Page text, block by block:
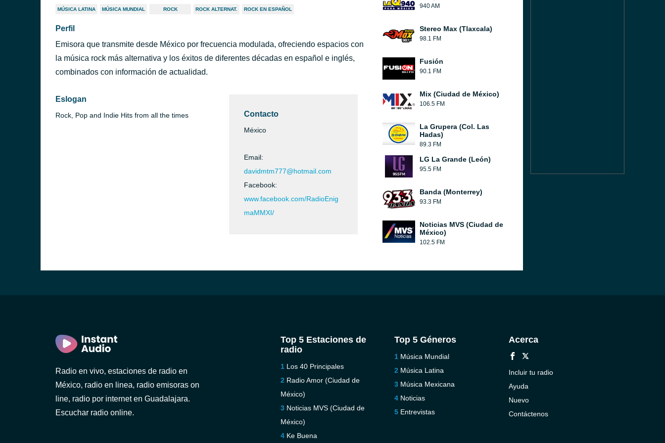
MÚSICA LATINA MÚSICA MUNDIAL ROCK ROCK ALTERNAT. ROCK EN ESPAÑOL
Perfil
Emisora que transmite desde México por frecuencia modulada, ofreciendo espacios con
la música rock más alternativa y los éxitos de diferentes décadas en español e inglés,
combinados con información de actualidad.
Eslogan
Rock, Pop and Indie Hits from all the times Contacto
México
Email:
davidmtm777@hotmail.com
Facebook:
www.facebook.com/RadioEnig
maMMXI/
940 AM
Stereo Max (Tlaxcala)
98.1 FM
Fusión
90.1 FM
Mix (Ciudad de México)
106.5 FM
La Grupera (Col. Las
Hadas)
89.3 FM
LG La Grande (León)
95.5 FM
Banda (Monterrey)
93.3 FM
Noticias MVS (Ciudad de
México)
102.5 FM
Radio en vivo, estaciones de radio en
México, radio en linea, radio emisoras on
line, radio por internet en Guadalajara.
Escuchar radio online.
Top 5 Estaciones de
radio
Los 40 Principales
Radio Amor (Ciudad de
México)
Noticias MVS (Ciudad de
México)
Ke Buena
Top 5 Géneros
Música Mundial
Música Latina
Música Mexicana
Noticias
Entrevistas
Acerca
Incluir tu radio
Ayuda
Nuevo
Contáctenos